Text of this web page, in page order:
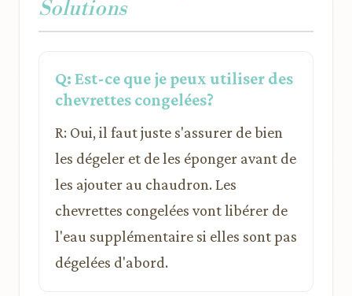
Solutions
Q: Est-ce que je peux utiliser des
chevrettes congelées?
R: Oui, il faut juste s'assurer de bien
les dégeler et de les éponger avant de
les ajouter au chaudron. Les
chevrettes congelées vont libérer de
l'eau supplémentaire si elles sont pas
dégelées d'abord.